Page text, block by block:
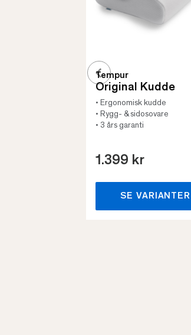
Tempur
Original Kudde
• Ergonomisk kudde
• Rygg- & sidosovare
• 3 års garanti
1.399 kr
SE VARIANTER